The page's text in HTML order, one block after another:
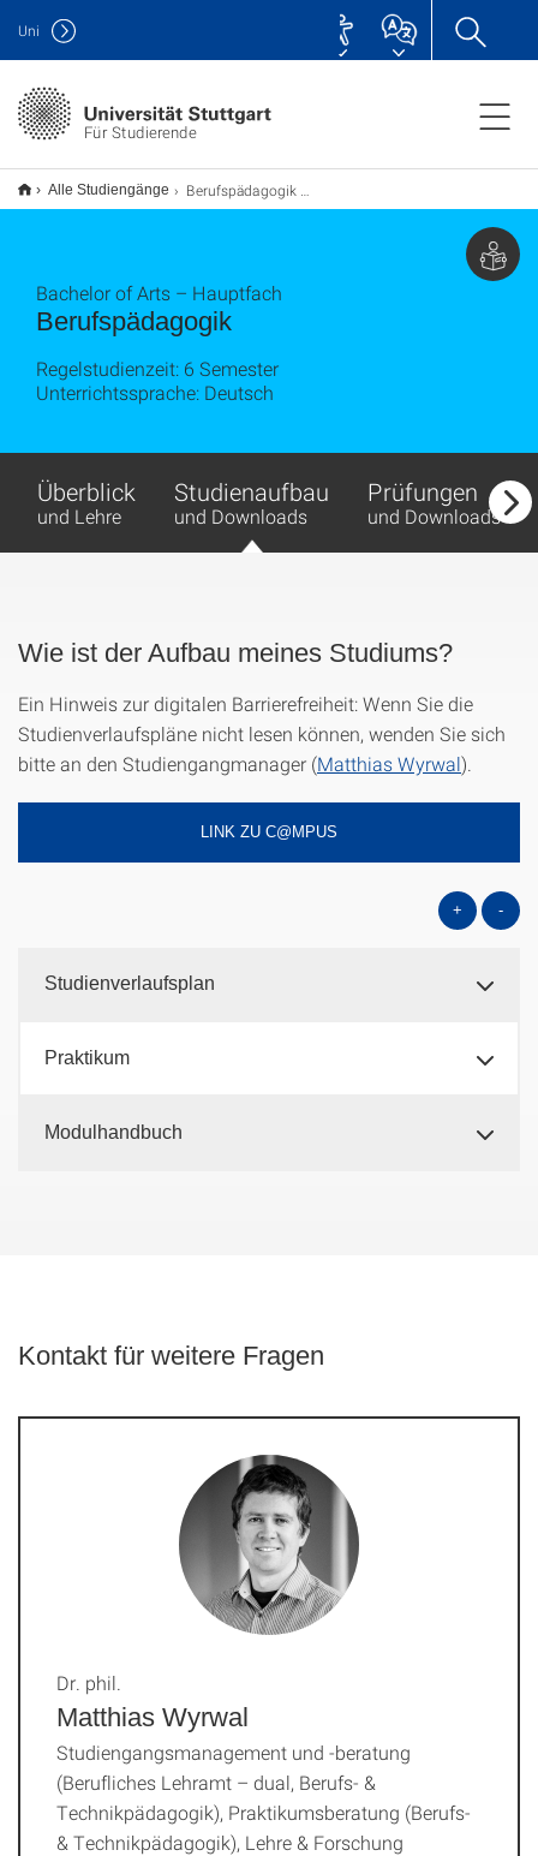
Für Studierende
Uni
Alle Studiengänge Berufspädagogik B.A. (Hauptfach)
Berufspädagogik
Bachelor of Arts – Hauptfach
Regelstudienzeit: 6 Semester
Unterrichtssprache: Deutsch
Überblick
und Lehre
Studienaufbau
und Downloads
Prüfungen
und Downloads
Wie ist der Aufbau meines Studiums?
Ein Hinweis zur digitalen Barrierefreiheit: Wenn Sie die
Studienverlaufspläne nicht lesen können, wenden Sie sich
bitte an den Studiengangmanager (Matthias Wyrwal).
LINK ZU C@MPUS
+ -
Studienverlaufsplan
Praktikum
Modulhandbuch
Kontakt für weitere Fragen
Matthias Wyrwal
Dr. phil.
Studiengangsmanagement und -beratung
(Berufliches Lehramt – dual, Berufs- &
Technikpädagogik), Praktikumsberatung (Berufs-
& Technikpädagogik), Lehre & Forschung